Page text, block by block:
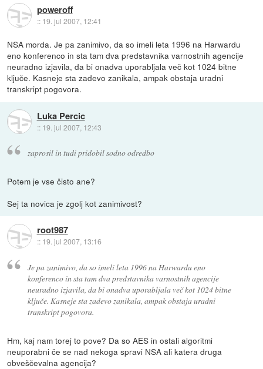
poweroff
:: 19. jul 2007, 12:41
NSA morda. Je pa zanimivo, da so imeli leta 1996 na Harwardu
eno konferenco in sta tam dva predstavnika varnostnih agencije
neuradno izjavila, da bi onadva uporabljala več kot 1024 bitne
ključe. Kasneje sta zadevo zanikala, ampak obstaja uradni
transkript pogovora.
Luka Percic
:: 19. jul 2007, 12:43
zaprosil in tudi pridobil sodno odredbo
Potem je vse čisto ane?
Sej ta novica je zgolj kot zanimivost?
root987
:: 19. jul 2007, 13:16
Je pa zanimivo, da so imeli leta 1996 na Harwardu eno
konferenco in sta tam dva predstavnika varnostnih agencije
neuradno izjavila, da bi onadva uporabljala več kot 1024 bitne
ključe. Kasneje sta zadevo zanikala, ampak obstaja uradni
transkript pogovora.
Hm, kaj nam torej to pove? Da so AES in ostali algoritmi
neuporabni če se nad nekoga spravi NSA ali katera druga
obveščevalna agencija?